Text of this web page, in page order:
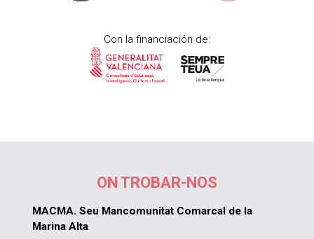
Con la financiación de:
ON TROBAR-NOS
MACMA. Seu Mancomunitat Comarcal de la
Marina Alta